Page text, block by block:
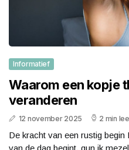
Informatief
Waarom een kopje
veranderen
12 november 2025 2 min
De kracht van een rustig